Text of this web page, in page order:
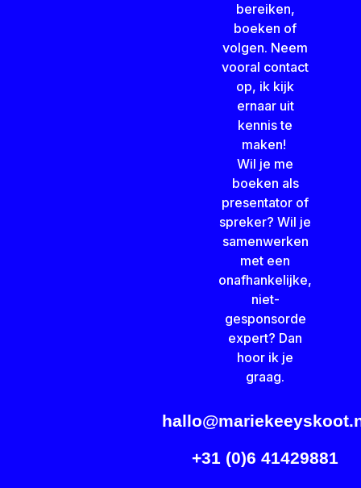
bereiken,
boeken of
volgen. Neem
vooral contact
op, ik kijk
ernaar uit
kennis te
maken!
Wil je me
boeken als
presentator of
spreker? Wil je
samenwerken
met een
onafhankelijke,
niet-
gesponsorde
expert? Dan
hoor ik je
graag.
+31 (0)6 41429881